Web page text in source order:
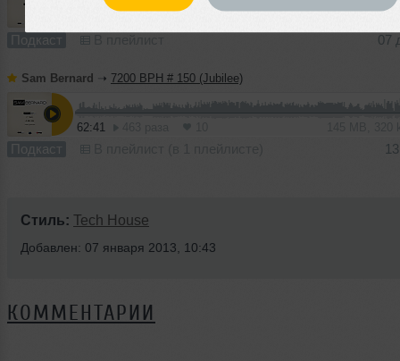
Подкаст 07
Sam Bernard ➝ 7200 BPH # 150 (Jubilee)
62:41
Подкаст
Стиль: Tech House
Добавлен: 07 января 2013, 10:43
КОММЕНТАРИИ